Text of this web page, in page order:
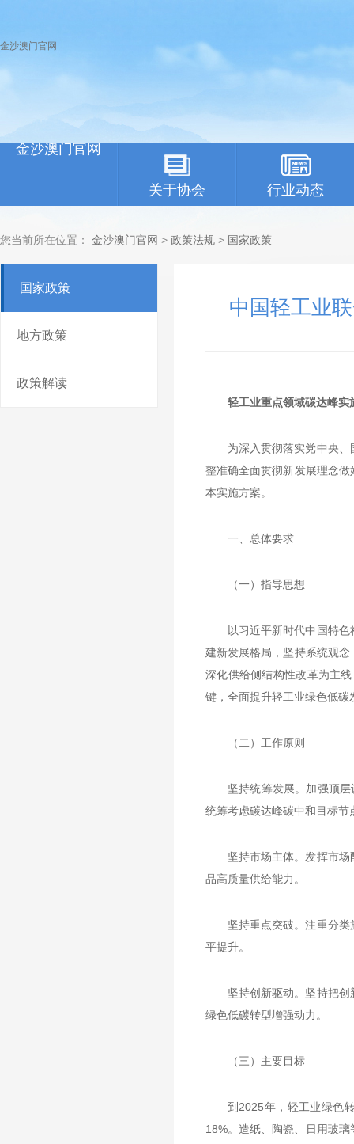
金沙澳门官网
金沙澳门官网
关于协会 行业动态
您当前所在位置： 金沙澳门官网 > 政策法规 > 国家政策
国家政策
地方政策
政策解读
中国轻工业
轻工业重点领域碳达峰实
为深入贯彻落实党中央
整准确全面贯彻新发展理念
本实施方案。
一、总体要求
（一）指导思想
以习近平新时代中国特
建新发展格局，坚持系统观
深化供给侧结构性改革为主
键，全面提升轻工业绿色低
（二）工作原则
坚持统筹发展。加强顶
统筹考虑碳达峰碳中和目标
坚持市场主体。发挥市
品高质量供给能力。
坚持重点突破。注重分
平提升。
坚持创新驱动。坚持把
绿色低碳转型增强动力。
（三）主要目标
到2025年，轻工业绿色
18%。造纸、陶瓷、日用玻